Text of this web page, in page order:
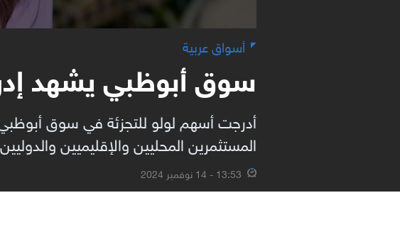
أسواق عربية
سوق أبوظبي يشهد
أدرجت أسهم لولو للتجزئة في سوق أبوظبي
المستثمرين المحليين والإقليميين والدوليين تجاوز 37
13:53 - 14 نوفمبر 2024